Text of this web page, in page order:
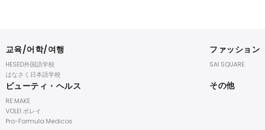
교육/어학/여행
HESED外国語学校
はなさく日本語学校
ビューティ・ヘルス
RE:MAKE
VOLEI ボレイ
Pro-Formula Medicos
ファッション
SAI SQUARE
その他